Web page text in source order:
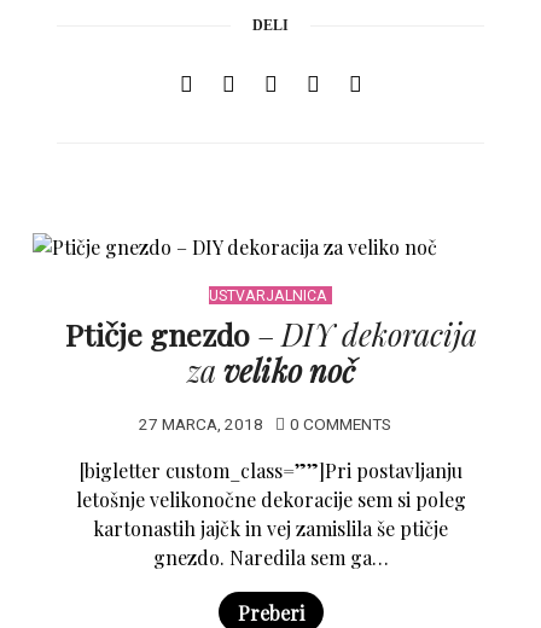
DELI
USTVARJALNICA
Ptičje gnezdo– DIY dekoracija
za veliko noč
27 MARCA, 2018 0 COMMENTS
[bigletter custom_class=””]Pri postavljanju
letošnje velikonočne dekoracije sem si poleg
kartonastih jajčk in vej zamislila še ptičje
gnezdo. Naredila sem ga…
Preberi